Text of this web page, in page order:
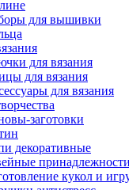
для вышивки
для вязания
для вязания
для вязания
заготовки
декоративные
принадлежности
кукол и